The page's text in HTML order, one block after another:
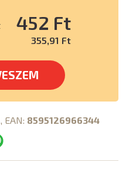
452 Ft
355,91 Ft
, EAN: 8595126966344